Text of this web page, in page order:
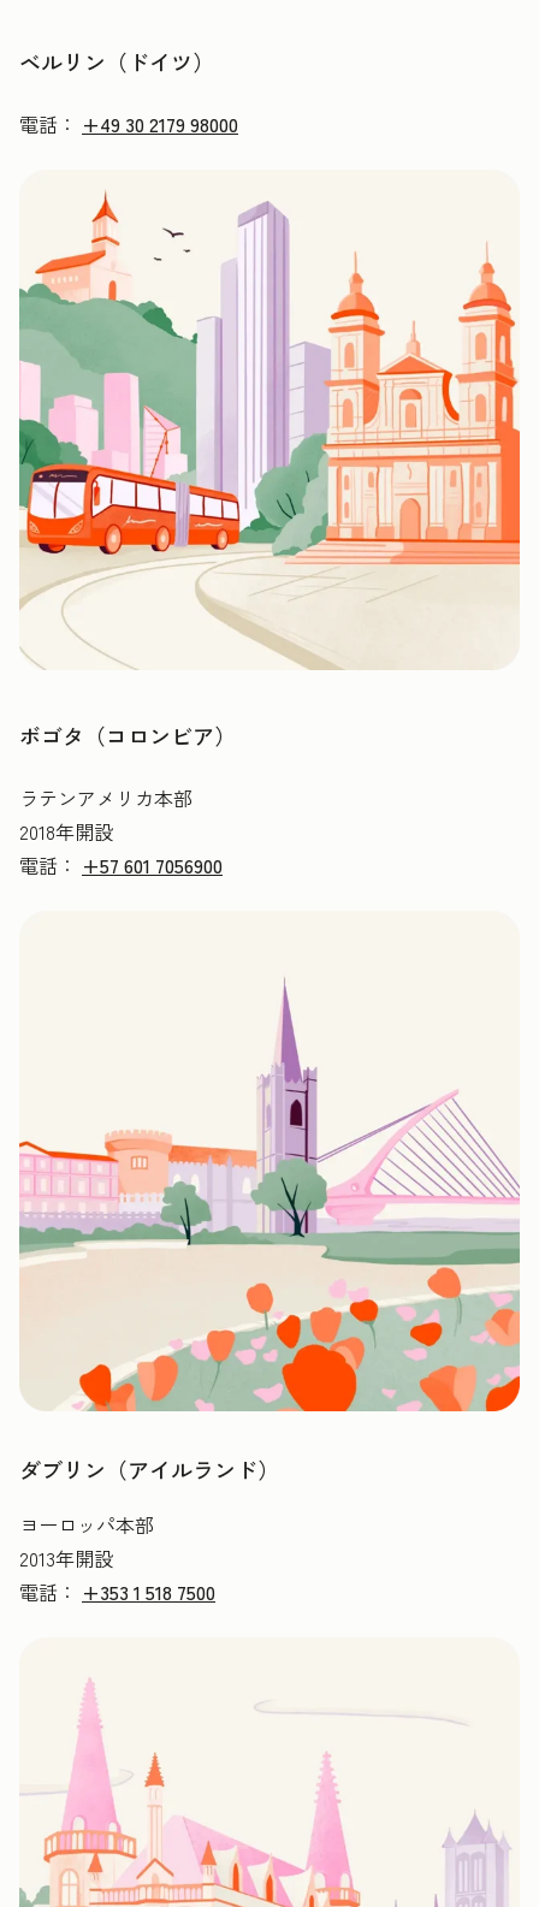
ベルリン（ドイツ）
電話： +49 30 2179 98000
ボゴタ（コロンビア）
ラテンアメリカ本部
2018年開設
電話： +57 601 7056900
ダブリン（アイルランド）
ヨーロッパ本部
2013年開設
電話： +353 1 518 7500